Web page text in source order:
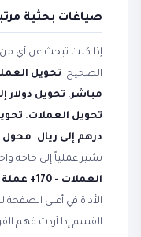
صياغات بحثية
إذا كنت تبحث عن أي من
الصحيح: تحويل
مباشر، تحويل دولار
تحويل العملات،
درهم إلى ريال، محول
تشير عملياً إلى حاجة
العملات - 170+ عملة مباشر
الأداة في أعلى الصفحة
القسم إذا أردت فهم